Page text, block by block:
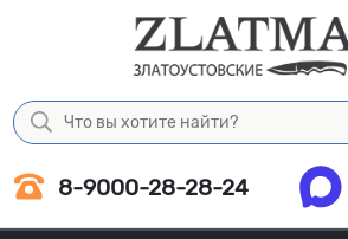
8-9000-28-28-24